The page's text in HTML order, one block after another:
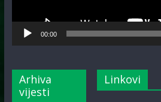
00:00
Arhiva
vijesti
Linkovi